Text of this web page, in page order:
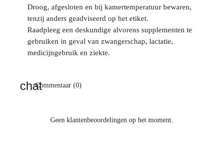
Droog, afgesloten en bij kamertemperatuur bewaren,
tenzij anders geadviseerd op het etiket.
Raadpleeg een deskundige alvorens supplementen te
gebruiken in geval van zwangerschap, lactatie,
medicijngebruik en ziekte.
Commentaar (0)
Geen klantenbeoordelingen op het moment.